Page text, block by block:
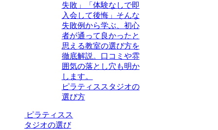
失敗」「体験なしで即
入会して後悔」そんな
失敗例から学ぶ、初心
者が通って良かったと
思える教室の選び方を
徹底解説。口コミや雰
囲気の落とし穴も明か
します。
ピラティススタジオの
選び方
ピラティスス
タジオの選び